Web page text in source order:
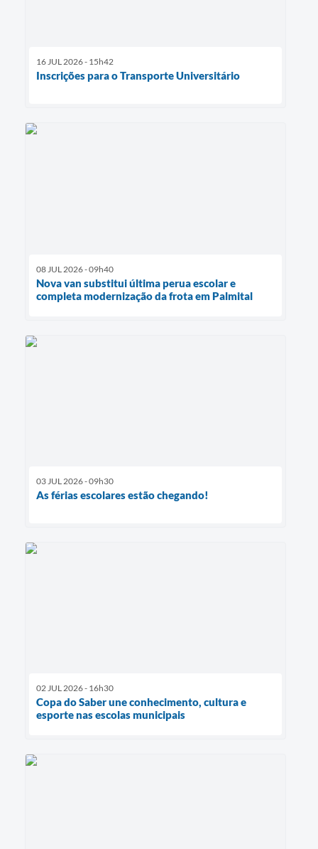
16 JUL 2026 - 15h42
Inscrições para o Transporte Universitário
08 JUL 2026 - 09h40
Nova van substitui última perua escolar e
completa modernização da frota em Palmital
03 JUL 2026 - 09h30
As férias escolares estão chegando!
02 JUL 2026 - 16h30
Copa do Saber une conhecimento, cultura e
esporte nas escolas municipais